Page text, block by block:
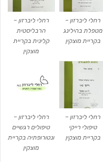
רחלי ליברזון –
מטפלת בהילינג
בקריית מוצקין
רחלי ליברזון –
הרבליסטית
קלינית בקריית
מוצקין
רחלי ליברזון –
טיפולי רייקי
בקריית מוצקין
רחלי ליברזון –
טיפולים רגשיים
ונטורופתיה בקריית
מוצקין